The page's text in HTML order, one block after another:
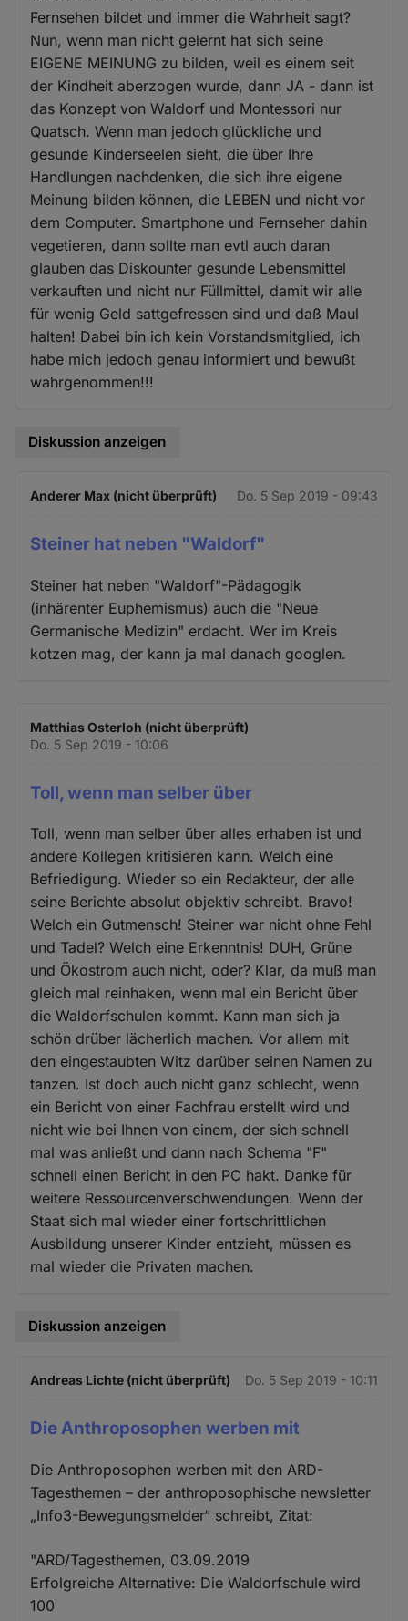
Fernsehen bildet und immer die Wahrheit sagt?
Nun, wenn man nicht gelernt hat sich seine
EIGENE MEINUNG zu bilden, weil es einem seit
der Kindheit aberzogen wurde, dann JA - dann ist
das Konzept von Waldorf und Montessori nur
Quatsch. Wenn man jedoch glückliche und
gesunde Kinderseelen sieht, die über Ihre
Handlungen nachdenken, die sich ihre eigene
Meinung bilden können, die LEBEN und nicht vor
dem Computer. Smartphone und Fernseher dahin
vegetieren, dann sollte man evtl auch daran
glauben das Diskounter gesunde Lebensmittel
verkauften und nicht nur Füllmittel, damit wir alle
für wenig Geld sattgefressen sind und daß Maul
halten! Dabei bin ich kein Vorstandsmitglied, ich
habe mich jedoch genau informiert und bewußt
wahrgenommen!!!
Diskussion anzeigen
Anderer Max (nicht überprüft) Do. 5 Sep 2019 - 09:43
Steiner hat neben "Waldorf"
Steiner hat neben "Waldorf"-Pädagogik
(inhärenter Euphemismus) auch die "Neue
Germanische Medizin" erdacht. Wer im Kreis
kotzen mag, der kann ja mal danach googlen.
Matthias Osterloh (nicht überprüft)
Do. 5 Sep 2019 - 10:06
Toll, wenn man selber über
Toll, wenn man selber über alles erhaben ist und
andere Kollegen kritisieren kann. Welch eine
Befriedigung. Wieder so ein Redakteur, der alle
seine Berichte absolut objektiv schreibt. Bravo!
Welch ein Gutmensch! Steiner war nicht ohne Fehl
und Tadel? Welch eine Erkenntnis! DUH, Grüne
und Ökostrom auch nicht, oder? Klar, da muß man
gleich mal reinhaken, wenn mal ein Bericht über
die Waldorfschulen kommt. Kann man sich ja
schön drüber lächerlich machen. Vor allem mit
den eingestaubten Witz darüber seinen Namen zu
tanzen. Ist doch auch nicht ganz schlecht, wenn
ein Bericht von einer Fachfrau erstellt wird und
nicht wie bei Ihnen von einem, der sich schnell
mal was anließt und dann nach Schema "F"
schnell einen Bericht in den PC hakt. Danke für
weitere Ressourcenverschwendungen. Wenn der
Staat sich mal wieder einer fortschrittlichen
Ausbildung unserer Kinder entzieht, müssen es
mal wieder die Privaten machen.
Diskussion anzeigen
Andreas Lichte (nicht überprüft) Do. 5 Sep 2019 - 10:11
Die Anthroposophen werben mit
Die Anthroposophen werben mit den ARD-
Tagesthemen – der anthroposophische newsletter
„Info3-Bewegungsmelder“ schreibt, Zitat:
"ARD/Tagesthemen, 03.09.2019
Erfolgreiche Alternative: Die Waldorfschule wird
100